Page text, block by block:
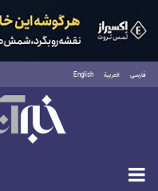
فارسی العربية English
شنبه ۱۷ مرداد ۱۴۰۵